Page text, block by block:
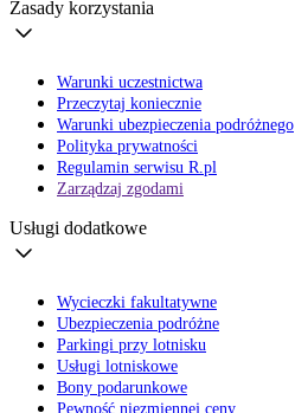
Zasady korzystania
Warunki uczestnictwa
Przeczytaj koniecznie
Warunki ubezpieczenia podróżnego
Polityka prywatności
Regulamin serwisu R.pl
Zarządzaj zgodami
Usługi dodatkowe
Wycieczki fakultatywne
Ubezpieczenia podróżne
Parkingi przy lotnisku
Usługi lotniskowe
Bony podarunkowe
Pewność niezmiennej ceny